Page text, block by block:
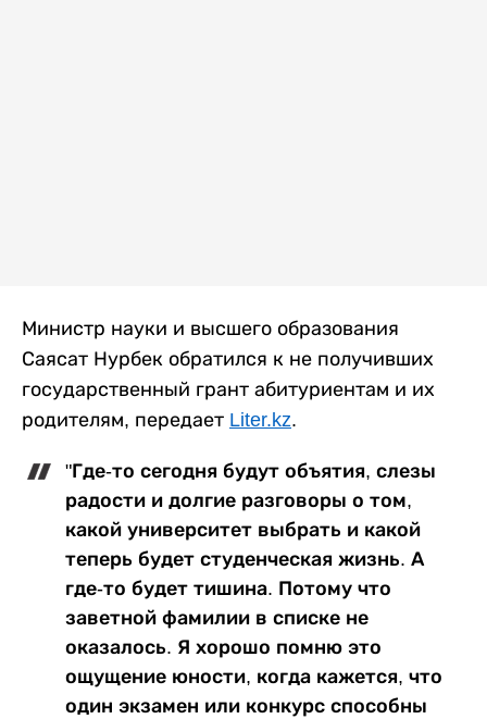
Министр науки и высшего образования
Саясат Нурбек обратился к не получивших
государственный грант абитуриентам и их
родителям, передает Liter.kz.
"Где-то сегодня будут объятия, слезы
радости и долгие разговоры о том,
какой университет выбрать и какой
теперь будет студенческая жизнь. А
где-то будет тишина. Потому что
заветной фамилии в списке не
оказалось. Я хорошо помню это
ощущение юности, когда кажется, что
один экзамен или конкурс способны